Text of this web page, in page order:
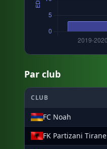
Par club
CLUB
FC Noah
FK Partizani Tirane